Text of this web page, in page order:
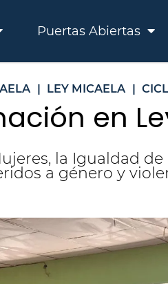
Puertas Abiertas
| LEY MICAELA |
en
la Igualdad
a género y